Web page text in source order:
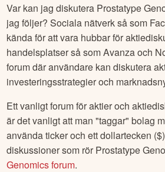
Var kan jag diskutera Prostatype
jag följer? Sociala nätverk så som
kända för att vara hubbar för
handelsplatser så som Avanza och
forum där användare kan diskutera
investeringsstrategier och
Ett vanligt forum för aktier och
är det vanligt att man "taggar" bolag
använda ticker och ett dollartecken
diskussioner som rör Prostatype
Genomicsforum.